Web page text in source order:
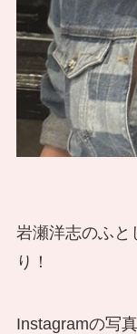
岩瀬洋志のふと
り！
Instagramの写